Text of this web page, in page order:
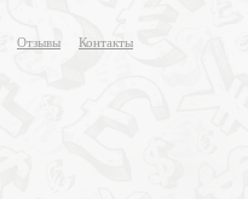
Отзывы Контакты